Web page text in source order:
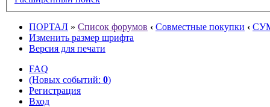
ПОРТАЛ » Список форумов ‹ Совместные покупки ‹
Изменить размер шрифта
Версия для печати
FAQ
(Новых событий: 0)
Регистрация
Вход